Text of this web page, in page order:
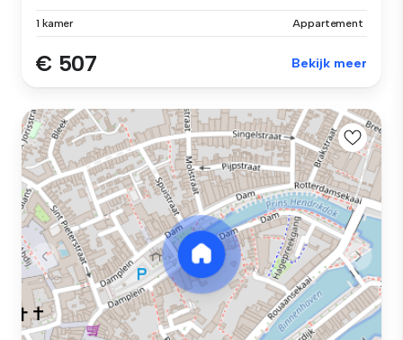
1 kamer Appartement
€ 507 Bekijk meer